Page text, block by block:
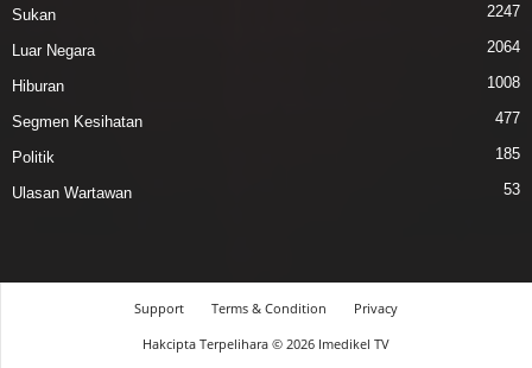
Sukan 2247
Luar Negara 2064
Hiburan 1008
Segmen Kesihatan 477
Politik 185
Ulasan Wartawan 53
Support Terms & Condition
Privacy
Hakcipta Terpelihara © 2026 Imedikel TV